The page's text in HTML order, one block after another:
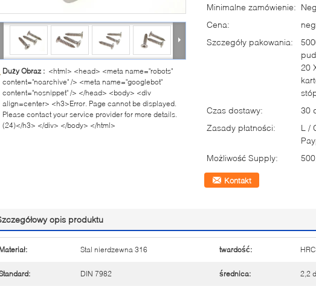
Duży Obraz : <html> <head> <meta name="robots"
content="noarchive" /> <meta name="googlebot"
content="nosnippet" /> </head> <body> <div
align=center> <h3>Error. Page cannot be displayed.
Please contact your service provider for more details.
(24)</h3> </div> </body> </html>
Minimalne zamówienie:
Cena:
Szczegóły pakowania:
20
Czas dostawy:
30
Zasady płatności:
L /
Możliwość Supply:
Kontakt
opis produktu
Stal nierdzewna 316 twardość:
DIN 7982 średnica: 2,2